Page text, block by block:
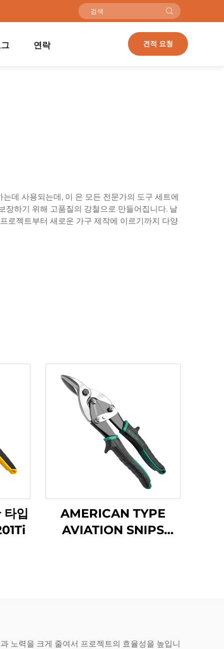
연락 견적 요청
데 사용되는데, 이 은 모든 전문가의 도구 세트에
장하기 위해 고품질의 강철으로 만들어집니다. 날
로젝트부터 새로운 가구 제작에 이르기까지 다양
타입
AMERICAN TYPE
AVIATION SNIPS
노력을 크게 줄여서 프로젝트의 효율성을 높입니